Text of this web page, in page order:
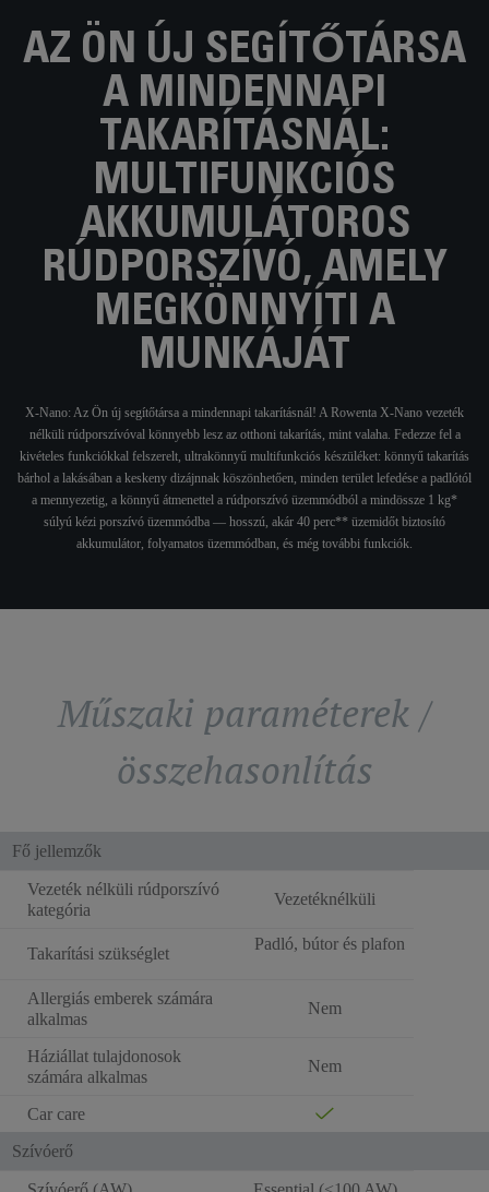
AZ ÖN ÚJ SEGÍTŐTÁRSA
A MINDENNAPI
TAKARÍTÁSNÁL:
MULTIFUNKCIÓS
AKKUMULÁTOROS
RÚDPORSZÍVÓ, AMELY
MEGKÖNNYÍTI A
MUNKÁJÁT
X-Nano: Az Ön új segítőtársa a mindennapi takarításnál! A Rowenta X-Nano vezeték
nélküli rúdporszívóval könnyebb lesz az otthoni takarítás, mint valaha. Fedezze fel a
kivételes funkciókkal felszerelt, ultrakönnyű multifunkciós készüléket: könnyű takarítás
bárhol a lakásában a keskeny dizájnnak köszönhetően, minden terület lefedése a padlótól
a mennyezetig, a könnyű átmenettel a rúdporszívó üzemmódból a mindössze 1 kg*
súlyú kézi porszívó üzemmódba — hosszú, akár 40 perc** üzemidőt biztosító
akkumulátor, folyamatos üzemmódban, és még további funkciók.
Műszaki paraméterek /
összehasonlítás
Fő jellemzők
Vezeték nélküli rúdporszívó
kategória
Vezetéknélküli
Takarítási szükséglet
Padló, bútor és plafon
Allergiás emberek számára
alkalmas
Nem
Háziállat tulajdonosok
számára alkalmas
Nem
Car care
Szívóerő